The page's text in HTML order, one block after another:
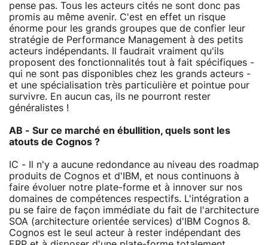
pense pas. Tous les acteurs cités ne sont donc pas
promis au même avenir. C'est en effet un risque
énorme pour les grands groupes que de confier leur
stratégie de Performance Management à des petits
acteurs indépendants. Il faudrait vraiment qu'ils
proposent des fonctionnalités tout à fait spécifiques -
qui ne sont pas disponibles chez les grands acteurs -
et une spécialisation très particulière et pointue pour
survivre. En aucun cas, ils ne pourront rester
généralistes !
AB - Sur ce marché en ébullition, quels sont les
atouts de Cognos ?
IC - Il n'y a aucune redondance au niveau des roadmap
produits de Cognos et d'IBM, et nous continuons à
faire évoluer notre plate-forme et à innover sur nos
domaines de compétences respectifs. L'intégration a
pu se faire de façon immédiate du fait de l'architecture
SOA (architecture orientée services) d'IBM Cognos 8.
Cognos est le seul acteur à rester indépendant des